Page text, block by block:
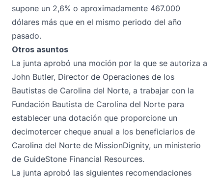
supone un 2,6% o aproximadamente 467.000
dólares más que en el mismo periodo del año
pasado.
Otros asuntos
La junta aprobó una moción por la que se autoriza a
John Butler, Director de Operaciones de los
Bautistas de Carolina del Norte, a trabajar con la
Fundación Bautista de Carolina del Norte para
establecer una dotación que proporcione un
decimotercer cheque anual a los beneficiarios de
Carolina del Norte de MissionDignity, un ministerio
de GuideStone Financial Resources.
La junta aprobó las siguientes recomendaciones